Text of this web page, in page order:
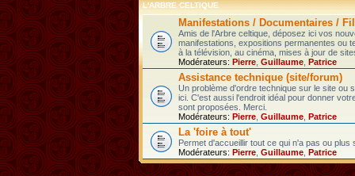
L'ARBRE CELTIQUE
Manifestations / Documentaires /
Amis de l'Arbre celtique, déposez ici vos
manifestations, expositions permanentes ou
à la télévision, au cinéma, mises à jour de
Modérateurs: Pierre Guillaume Patrice
Assistance technique (site/forum)
Un problème d'ordre technique sur le site ou
ici. C'est aussi l'endroit idéal pour donner
sont proposées. Merci.
Modérateurs: Pierre Guillaume Patrice
La 'foire à tout'
Permet d'accueillir tout ce qui n'a pas ou
Modérateurs: Pierre Guillaume Patrice